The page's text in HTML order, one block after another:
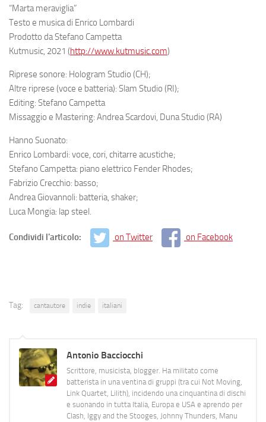
“Marta meraviglia”
Testo e musica di Enrico Lombardi
Prodotto da Stefano Campetta
Kutmusic, 2021 (http://www.kutmusic.com)
Riprese sonore: Hologram Studio (CH);
Altre riprese (voce e batteria): Slam Studio (RI);
Editing: Stefano Campetta
Missaggio e Mastering: Andrea Scardovi, Duna Studio (RA)
Hanno Suonato:
Enrico Lombardi: voce, cori, chitarre acustiche;
Stefano Campetta: piano elettrico Fender Rhodes;
Fabrizio Crecchio: basso;
Andrea Giovannoli: batteria, shaker;
Luca Mongia: lap steel.
Condividi l'articolo: on Twitter on Facebook
Tag: cantautore indie italiani
Antonio Bacciocchi
Scrittore, musicista, blogger. Ha militato come
batterista in una ventina di gruppi (tra cui Not Moving,
Link Quartet, Lilith), incidendo una cinquantina di dischi
e suonando in tutta Italia, Europa e USA e aprendo per
Clash, Iggy and the Stooges, Johnny Thunders, Manu